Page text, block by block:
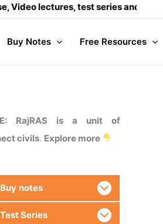
test series and Daily answer
Buy Notes Free Resources
RajRAS is a unit of
civils. Explore more
Buy notes
Test Series